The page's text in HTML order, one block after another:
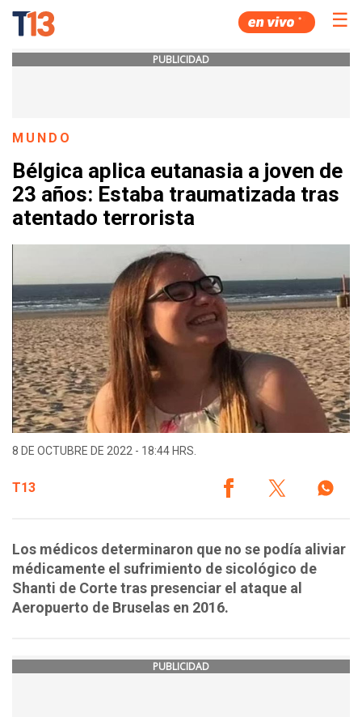
☰
PUBLICIDAD
MUNDO
Bélgica aplica eutanasia a joven de
23 años: Estaba traumatizada tras
atentado terrorista
8 DE OCTUBRE DE 2022 - 18:44 HRS.
T13
Los médicos determinaron que no se podía aliviar
médicamente el sufrimiento de sicológico de
Shanti de Corte tras presenciar el ataque al
Aeropuerto de Bruselas en 2016.
PUBLICIDAD